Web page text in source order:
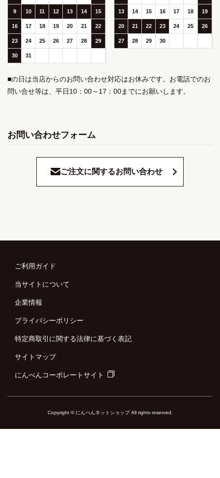
9 10 11 12 13 14 15
16 17 18 19 20 21 22
23 24 25 26 27 28 29
30 31
13 14 15 16 17 18 19
20 21 22 23 24 25 26
27 28 29 30
■の日は当店からのお問い合わせ対応はお休みです。お電話でのお
問い合せ等は、平日10：00～17：00までにお願いします。
お問い合わせフォーム
ご注文に関するお問い合わせ
ご利用ガイド
当サイトについて
企業情報
プライバシーポリシー
特定商取引に関する法律に基づく表記
サイトマップ
にんべんコーポレートサイト
Copyright © にんべんネットショップ All rights reserved.